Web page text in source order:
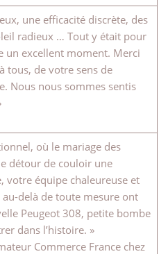
une efficacité discrète, des
radieux … Tout y était pour
un excellent moment. Merci
tous, de votre sens de
Nous nous sommes sentis
où le mariage des
détour de couloir une
votre équipe chaleureuse et
delà de toute mesure ont
Peugeot 308, petite bombe
dans l’histoire. »
Commerce France chez